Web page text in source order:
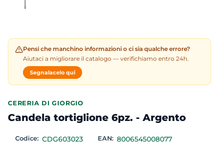
Pensi che manchino informazioni o ci sia qualche errore?
Aiutaci a migliorare il catalogo — verifichiamo entro 24h.
Segnalacelo qui
CERERIA DI GIORGIO
Candela tortiglione 6pz. - Argento
Codice: CDG603023 EAN: 8006545008077